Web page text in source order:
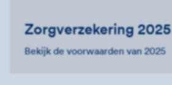
Zorgverzekering 2025
Bekijk de voorwaarden van 2025